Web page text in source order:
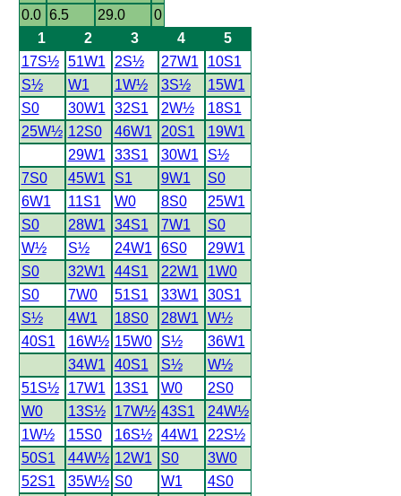
0.0 6.5 29.0
0
1
2 3 4
5
17S½
51W1 2S½ 27W1
10S1
S½
W1 1W½ 3S½
15W1
S0
30W1 32S1 2W½
18S1
25W½ 12S0 46W1 20S1
19W1
29W1
33S1 30W1
S½
7S0
45W1 S1 9W1
S0
6W1
11S1 W0 8S0
25W1
S0
28W1 34S1 7W1
S0
W½
S½ 24W1 6S0
29W1
S0
32W1 44S1 22W1
1W0
S0
7W0 51S1 33W1
30S1
S½
4W1 18S0 28W1
W½
40S1
16W½ 15W0 S½
36W1
34W1
40S1 S½
W½
51S½
17W1 13S1 W0
2S0
W0
13S½ 17W½ 43S1
24W½
1W½
15S0 16S½ 44W1
22S½
50S1
44W½ 12W1 S0
3W0
52S1
35W½ S0 W1
4S0